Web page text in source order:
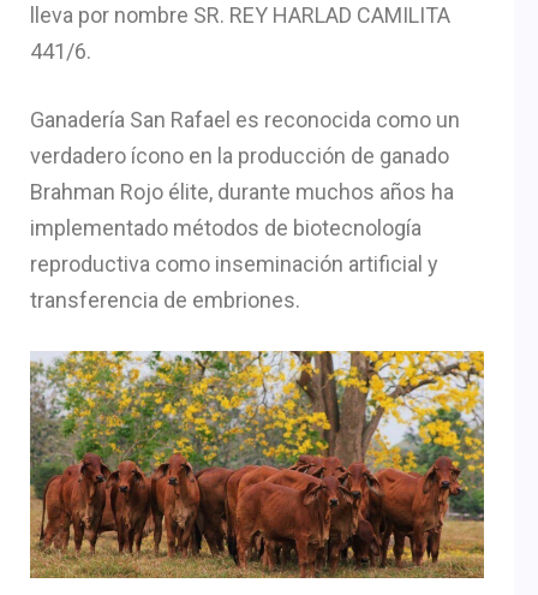
lleva por nombre SR. REY HARLAD CAMILITA
441/6.
Ganadería San Rafael es reconocida como un
verdadero ícono en la producción de ganado
Brahman Rojo élite, durante muchos años ha
implementado métodos de biotecnología
reproductiva como inseminación artificial y
transferencia de embriones.